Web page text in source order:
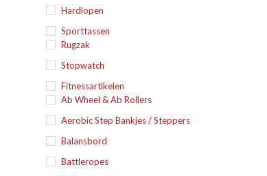
Hardlopen
Sporttassen
Rugzak
Stopwatch
Fitnessartikelen
Ab Wheel & Ab Rollers
Aerobic Step Bankjes / Steppers
Balansbord
Battleropes